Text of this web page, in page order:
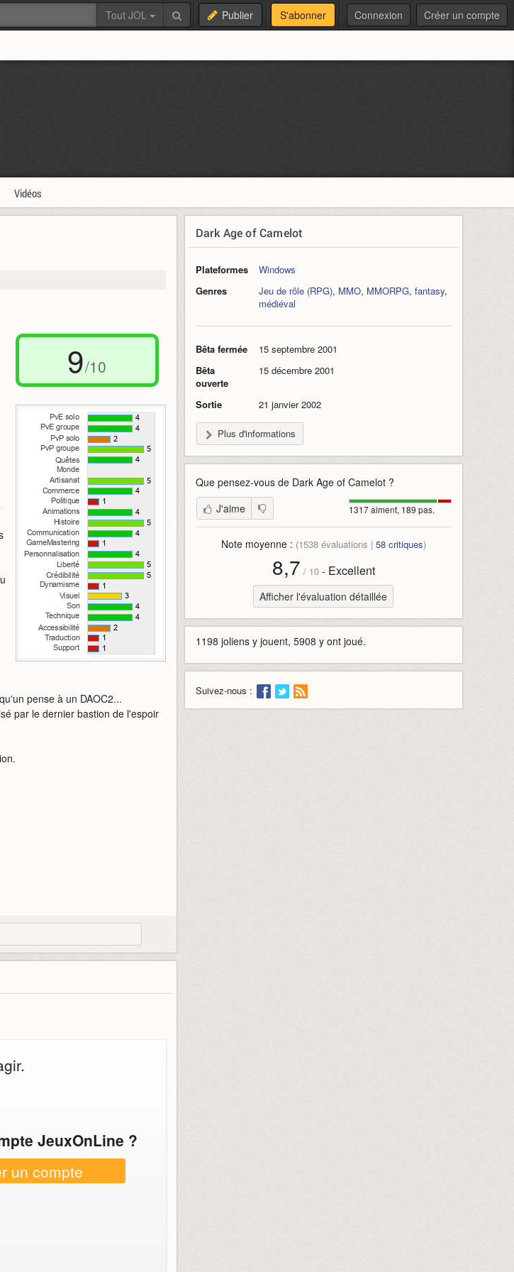
Tout JOL Publier S'abonner Connexion Créer un compte
Vidéos
9/10
pense à un DAOC2...
par le dernier bastion de l'espoir
JeuxOnLine ?
un compte
Dark Age of Camelot
Plateformes
Windows
Genres
Jeu de rôle (RPG), MMO, MMORPG, fantasy,
médiéval
Bêta fermée
15 septembre 2001
Bêta
ouverte
15 décembre 2001
Sortie 21 janvier 2002
Plus d'informations
Que pensez-vous de Dark Age of Camelot?
1317 aiment, 189 pas.
J'aime
Note moyenne : (1538évaluations | 58critiques)
8,7 / 10- Excellent
Afficher l'évaluation détaillée
1198 joliens y jouent, 5908 y ont joué.
Suivez-nous :